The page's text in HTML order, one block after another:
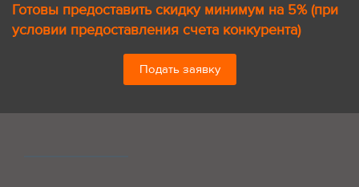
Готовы предоставить скидку минимум на 5% (при
условии предоставления счета конкурента)
Подать заявку